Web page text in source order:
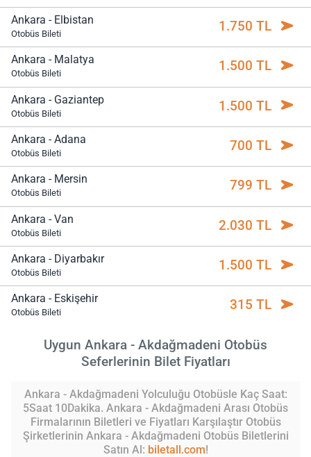
Ankara - Elbistan
Otobüs Bileti 1.750 TL
Ankara - Malatya
Otobüs Bileti 1.500 TL
Ankara - Gaziantep
Otobüs Bileti 1.500 TL
Ankara - Adana
Otobüs Bileti 700 TL
Ankara - Mersin
Otobüs Bileti 799 TL
Ankara - Van
Otobüs Bileti 2.030 TL
Ankara - Diyarbakır
Otobüs Bileti 1.500 TL
Ankara - Eskişehir
Otobüs Bileti 315 TL
Uygun Ankara - Akdağmadeni Otobüs
Seferlerinin Bilet Fiyatları
Ankara - Akdağmadeni Yolculuğu Otobüsle Kaç Saat:
5Saat 10Dakika. Ankara - Akdağmadeni Arası Otobüs
Firmalarının Biletleri ve Fiyatları Karşılaştır Otobüs
Şirketlerinin Ankara - Akdağmadeni Otobüs Biletlerini
Satın Al: biletall.com!